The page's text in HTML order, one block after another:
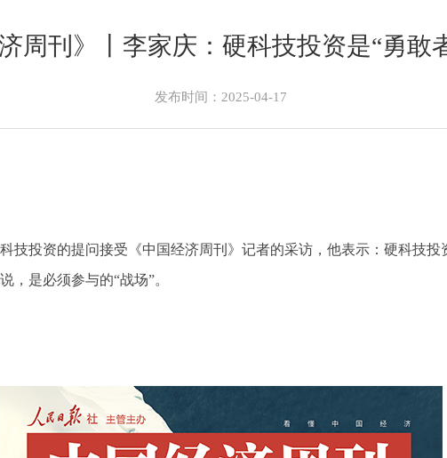
济周刊》丨李家庆：硬科技投资是“勇敢
发布时间：2025-04-17
技投资的提问接受《中国经济周刊》记者的采访，他表示：硬科技
，是必须参与的“战场”。